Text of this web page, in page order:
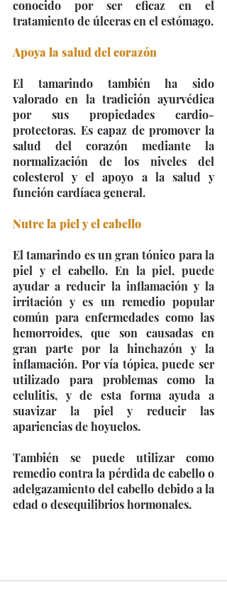
conocido por ser eficaz en el
tratamiento de úlceras en el estómago.
Apoya la salud del corazón
El tamarindo también ha sido
valorado en la tradición ayurvédica
por sus propiedades cardio-
protectoras. Es capaz de promover la
salud del corazón mediante la
normalización de los niveles del
colesterol y el apoyo a la salud y
función cardíaca general.
Nutre la piel y el cabello
El tamarindo es un gran tónico para la
piel y el cabello. En la piel, puede
ayudar a reducir la inflamación y la
irritación y es un remedio popular
común para enfermedades como las
hemorroides, que son causadas en
gran parte por la hinchazón y la
inflamación. Por vía tópica, puede ser
utilizado para problemas como la
celulitis, y de esta forma ayuda a
suavizar la piel y reducir las
apariencias de hoyuelos.
También se puede utilizar como
remedio contra la pérdida de cabello o
adelgazamiento del cabello debido a la
edad o desequilibrios hormonales.